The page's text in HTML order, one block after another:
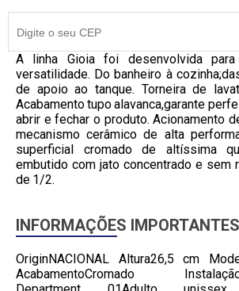
A linha Gioia foi desenvolvida
versatilidade. Do banheiro à
de apoio ao tanque. Torneira de
Acabamento tupo alavanca,garante
abrir e fechar o produto. Acionamento
mecanismo cerâmico de alta
superficial cromado de altíssima
embutido com jato concentrado e sem
de 1/2.
INFORMAÇÕES IMPORTANTES
OriginNACIONAL Altura26,5 cm
AcabamentoCromado Instalação/